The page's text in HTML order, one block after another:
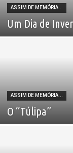
ASSIM DE MEMÓRIA...
Um Dia de
ASSIM DE MEMÓRIA...
O “Túlipa”